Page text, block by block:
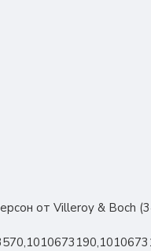
от Villeroy & Boch